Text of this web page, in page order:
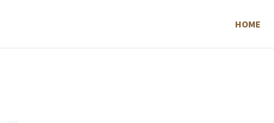
HOME